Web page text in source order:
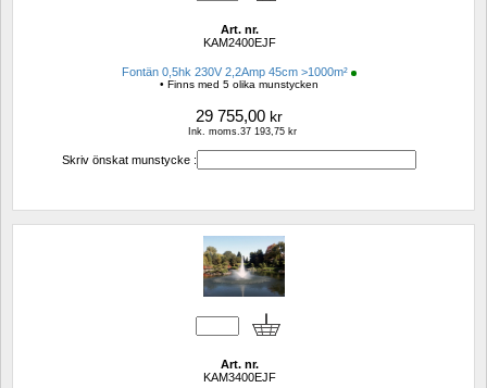
Art. nr.
KAM2400EJF
Fontän 0,5hk 230V 2,2Amp 45cm >1000m²
• Finns med 5 olika munstycken
29 755,00 kr
Ink. moms.37 193,75 kr
Skriv önskat munstycke :
Art. nr.
KAM3400EJF